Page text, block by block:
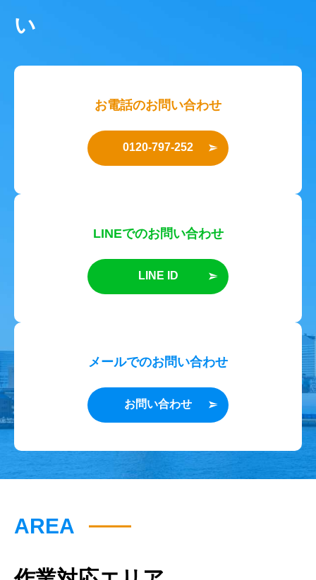
い
お電話のお問い合わせ
0120-797-252
LINEでのお問い合わせ
LINE ID
メールでのお問い合わせ
お問い合わせ
AREA